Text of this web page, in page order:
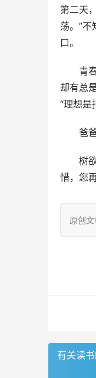
第二天
荡。”
口。
青春
却有总
“理想是
爸爸
树欲
惜，您
原创
有关读